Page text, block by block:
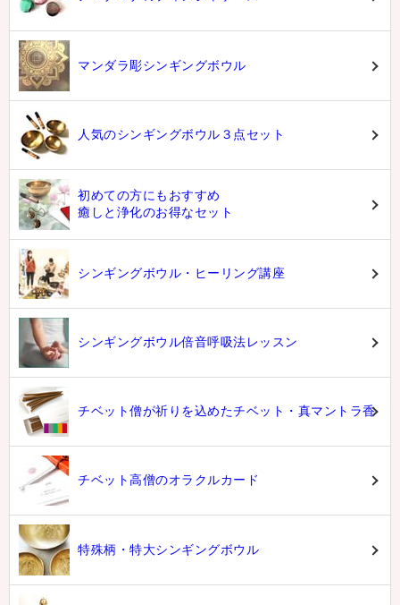
マンダラ彫シンギングボウル
人気のシンギングボウル３点セット
初めての方にもおすすめ
癒しと浄化のお得なセット
シンギングボウル・ヒーリング講座
シンギングボウル倍音呼吸法レッスン
チベット僧が祈りを込めたチベット・真マントラ香
チベット高僧のオラクルカード
特殊柄・特大シンギングボウル